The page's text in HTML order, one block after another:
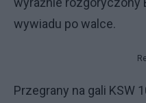
wywiadu po walce.
Przegrany na gali KSW